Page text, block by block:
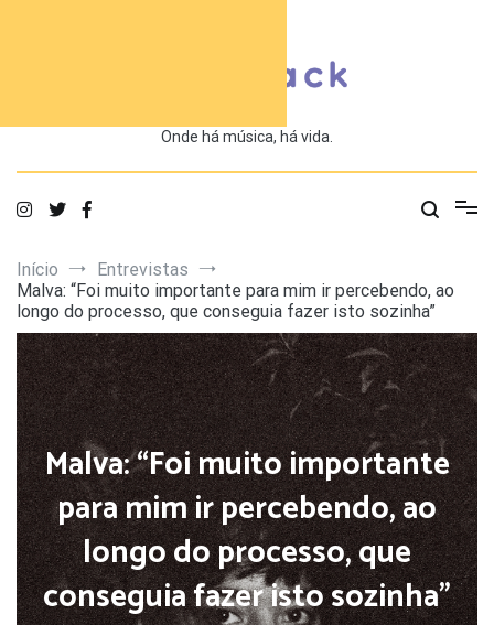
Onde há música, há vida.
Início
Entrevistas
Malva: “Foi muito importante para mim ir percebendo, ao
longo do processo, que conseguia fazer isto sozinha”
Malva: “Foi muito importante
para mim ir percebendo, ao
longo do processo, que
conseguia fazer isto sozinha”